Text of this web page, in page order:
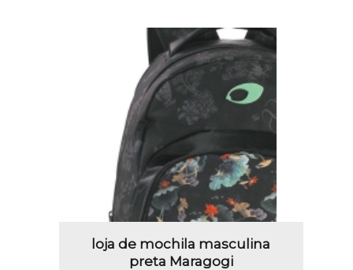
loja de mochila masculina
preta Maragogi